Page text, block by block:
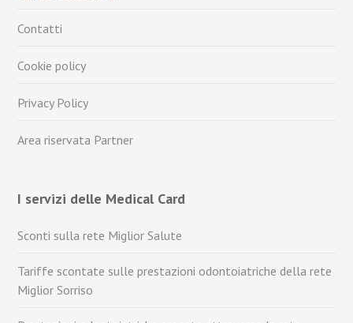
Contatti
Cookie policy
Privacy Policy
Area riservata Partner
I servizi delle Medical Card
Sconti sulla rete Miglior Salute
Tariffe scontate sulle prestazioni odontoiatriche della rete
Miglior Sorriso